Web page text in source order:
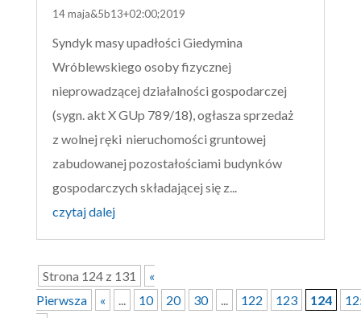
14 maja&5b13+02:00;2019
Syndyk masy upadłości Giedymina
Wróblewskiego osoby fizycznej
nieprowadzącej działalności gospodarczej
(sygn. akt X GUp 789/18), ogłasza sprzedaż
z wolnej ręki nieruchomości gruntowej
zabudowanej pozostałościami budynków
gospodarczych składającej się z...
czytaj dalej
Strona 124 z 131
«
Pierwsza
« 10 20 30 122 123 124